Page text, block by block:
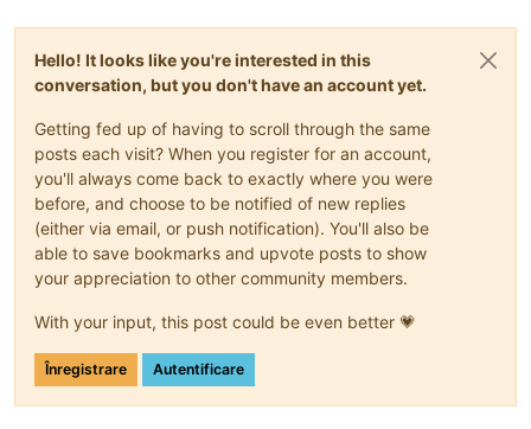
Hello! It looks like you're interested in this
conversation, but you don't have an account yet.
Getting fed up of having to scroll through the same
posts each visit? When you register for an account,
you'll always come back to exactly where you were
before, and choose to be notified of new replies
(either via email, or push notification). You'll also be
able to save bookmarks and upvote posts to show
your appreciation to other community members.
With your input, this post could be even better 💗
Înregistrare Autentificare